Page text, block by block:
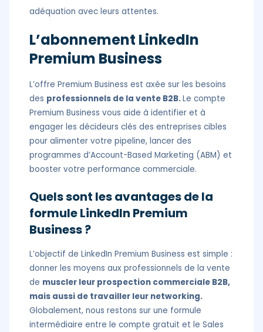
adéquation avec leurs attentes.
L’abonnement LinkedIn
Premium Business
L’offre Premium Business est axée sur les besoins
des professionnels de la vente B2B.Le compte
Premium Business vous aide à identifier et à
engager les décideurs clés des entreprises cibles
pour alimenter votre pipeline, lancer des
programmes d’Account-Based Marketing (ABM) et
booster votre performance commerciale.
Quels sont les avantages de la
formule LinkedIn Premium
Business ?
L’objectif de LinkedIn Premium Business est simple :
donner les moyens aux professionnels de la vente
de muscler leur prospection commerciale B2B,
mais aussi de travailler leur networking.
Globalement, nous restons sur une formule
intermédiaire entre le compte gratuit et le Sales